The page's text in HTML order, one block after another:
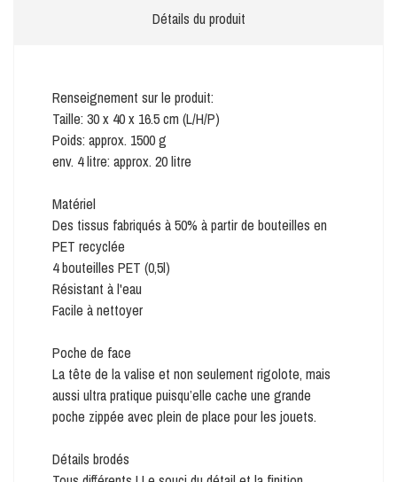
Détails du produit
Renseignement sur le produit:
Taille: 30 x 40 x 16.5 cm (L/H/P)
Poids: approx. 1500 g
env. 4 litre: approx. 20 litre
Matériel
Des tissus fabriqués à 50% à partir de bouteilles en
PET recyclée
4 bouteilles PET (0,5l)
Résistant à l'eau
Facile à nettoyer
Poche de face
La tête de la valise et non seulement rigolote, mais
aussi ultra pratique puisqu’elle cache une grande
poche zippée avec plein de place pour les jouets.
Détails brodés